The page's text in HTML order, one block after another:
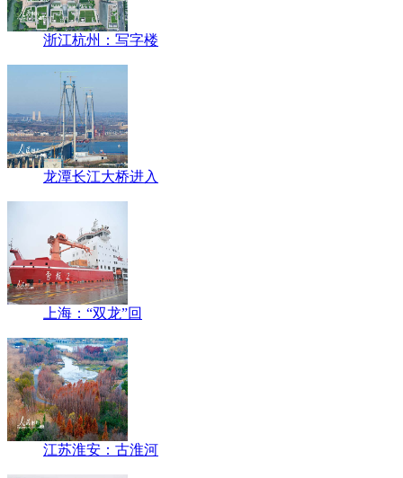
浙江杭州：写字楼
龙潭长江大桥进入
上海：“双龙”回
江苏淮安：古淮河